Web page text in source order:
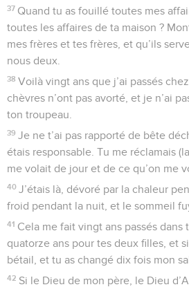
37 Quand tu as fouillé toutes mes
toutes les affaires de ta maison ?
mes frères et tes frères, et qu’ils
nous deux.
38 Voilà vingt ans que j’ai passés
chèvres n’ont pas avorté, et je n’ai
ton troupeau.
39 Je ne t’ai pas rapporté de bête
étais responsable. Tu me réclamais
me volait de jour et de ce qu’on me
40 J’étais là, dévoré par la chaleur
froid pendant la nuit, et le sommeil
41 Cela me fait vingt ans passés dans
quatorze ans pour tes deux filles, et
bétail, et tu as changé dix fois mon
42 Si le Dieu de mon père, le Dieu